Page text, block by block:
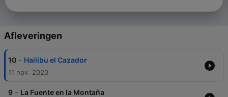
Afleveringen
10 - Hailibu el Cazador
11 nov. 2020
9 - La Fuente en la Montaña